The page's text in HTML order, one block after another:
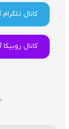
کانال
کانال